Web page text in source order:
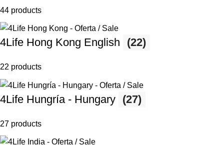
44 products
4Life Hong Kong English (22)
22 products
4Life Hungría - Hungary (27)
27 products